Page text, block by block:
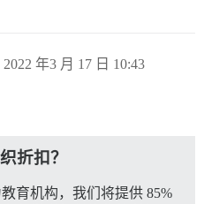
2022 年3 月 17 日 10:43
折扣？
育机构，我们将提供 85%